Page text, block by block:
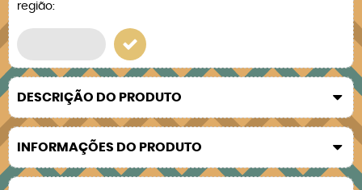
região:
DESCRIÇÃO DO PRODUTO
INFORMAÇÕES DO PRODUTO